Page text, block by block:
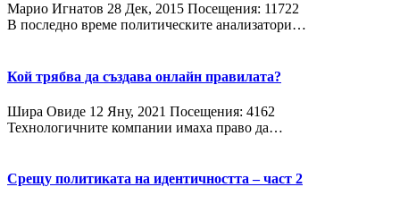
Марио Игнатов 28 Дек, 2015 Посещения: 11722
В последно време политическите анализатори…
Кой трябва да създава онлайн правилата?
Шира Овиде 12 Яну, 2021 Посещения: 4162
Технологичните компании имаха право да…
Срещу политиката на идентичността – част 2